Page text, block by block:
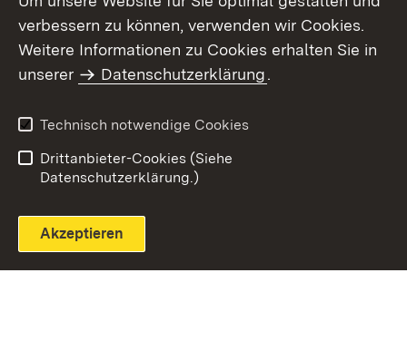
Themenübersicht
verbessern zu können, verwenden wir Cookies.
Weitere Informationen zu Cookies erhalten Sie in
unserer
Datenschutzerklärung.
Technisch notwendige Cookies
Drittanbieter-Cookies (Siehe
Datenschutzerklärung.)
Akzeptieren